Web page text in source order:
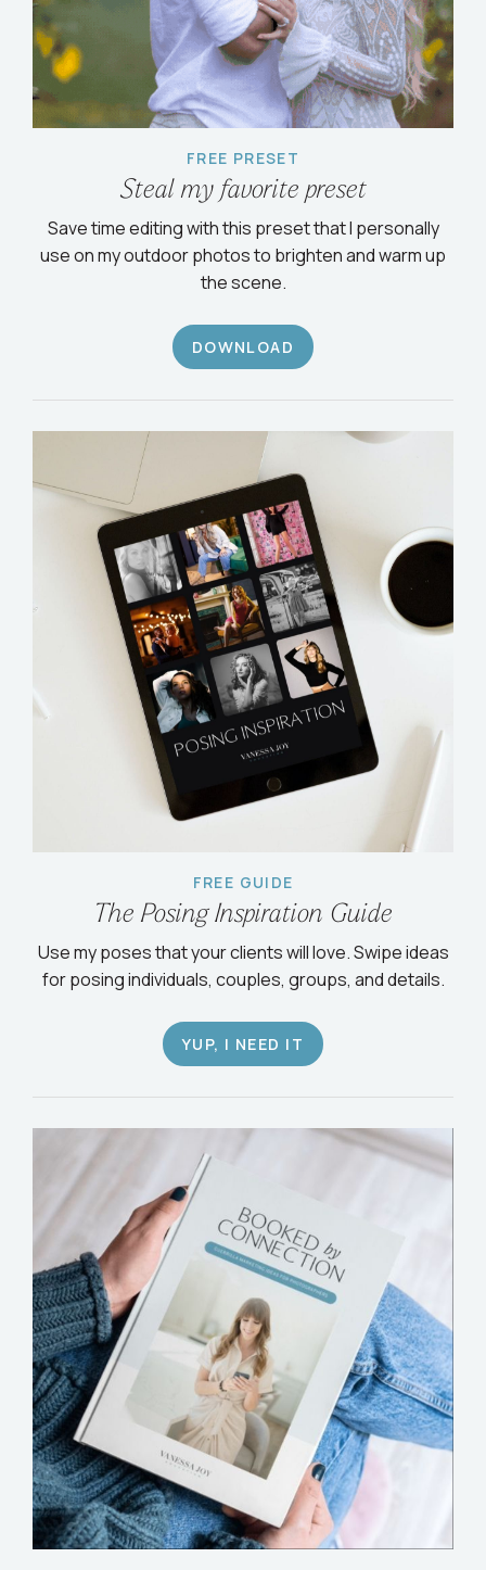
FREE PRESET
Steal my favorite preset
Save time editing with this preset that I personally
use on my outdoor photos to brighten and warm up
the scene.
DOWNLOAD
FREE GUIDE
The Posing Inspiration Guide
Use my poses that your clients will love. Swipe ideas
for posing individuals, couples, groups, and details.
YUP, I NEED IT